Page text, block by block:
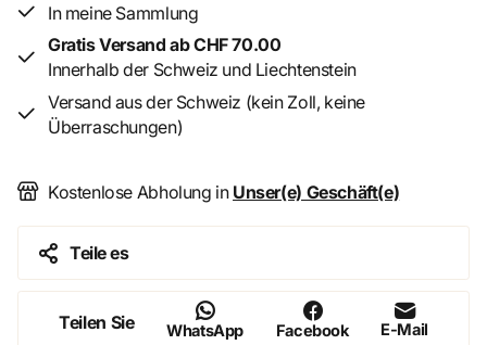
Autor:
Format:Fester Einband
Altersempfehlung:Ab 14 Jahren
Genre:Fachbuch / Kreatives Arbeiten
In meine Sammlung
Gratis Versand ab CHF 70.00
Innerhalb der Schweiz und Liechtenstein
Versand aus der Schweiz (kein Zoll, keine
Überraschungen)
Kostenlose Abholung in Unser(e) Geschäft(e)
Teile es
Teilen Sie WhatsApp Facebook E-Mail